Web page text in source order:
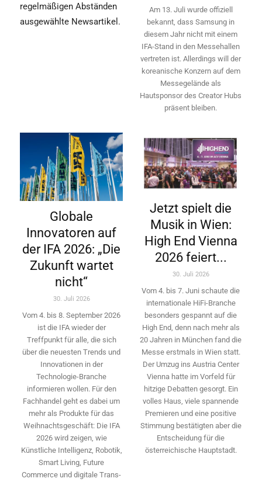
regelmäßigen Abständen
ausgewählte Newsartikel.
Am 13. Juli wurde offiziell
bekannt, dass Samsung in
diesem Jahr nicht mit einem
IFA-Stand in den Messehallen
vertreten ist. Allerdings will ­der
koreanische Konzern auf dem
Messegelände als
Hautsponsor des Creator Hubs
präsent bleiben.
Globale
Innovatoren auf
der IFA 2026: „Die
Zukunft wartet
nicht“
30. Juli 2026
Vom 4. bis 8. September 2026
ist die IFA wieder der
Treffpunkt für alle, die sich
über die neuesten Trends und
Innovationen in der
Technologie-­Branche
informieren wollen. Für den
Fachhandel geht es dabei um
mehr als Produkte für das
Weihnachtsgeschäft: Die IFA
2026 wird ­zeigen, wie
Künstliche Intelligenz, Robotik,
Smart Living, Future
Commerce und digitale Trans­
Jetzt spielt die
Musik in Wien:
High End Vienna
2026 feiert...
30. Juli 2026
Vom 4. bis 7. Juni schaute die
internationale HiFi-Branche
besonders gespannt auf die
High End, denn nach mehr als
20 Jahren in München fand die
Messe erstmals in Wien statt.
Der Umzug ins Austria Center
Vienna hatte im Vorfeld für
hitzige Debatten gesorgt. Ein
volles Haus, viele spannende
Premieren und eine positive
Stimmung bestätigten aber die
Entscheidung für die
österreichische Hauptstadt.